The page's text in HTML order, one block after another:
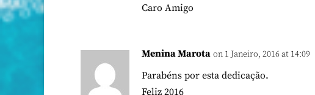
Caro Amigo
Menina Marota on 1 Janeiro, 2016 at 14:09
Parabéns por esta dedicação.
Feliz 2016